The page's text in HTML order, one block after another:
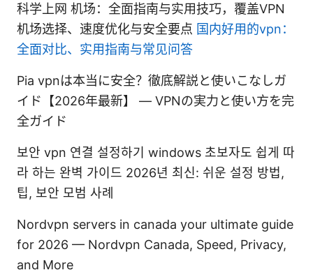
科学上网 机场：全面指南与实用技巧，覆盖VPN
机场选择、速度优化与安全要点 国内好用的vpn：
全面对比、实用指南与常见问答
Pia vpnは本当に安全？徹底解説と使いこなしガ
イド【2026年最新】 — VPNの実力と使い方を完
全ガイド
보안 vpn 연결 설정하기 windows 초보자도 쉽게 따
라 하는 완벽 가이드 2026년 최신: 쉬운 설정 방법,
팁, 보안 모범 사례
Nordvpn servers in canada your ultimate guide
for 2026 — Nordvpn Canada, Speed, Privacy,
and More